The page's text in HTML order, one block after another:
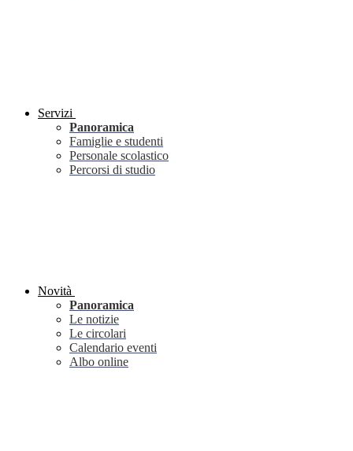
Servizi
Panoramica
Famiglie e studenti
Personale scolastico
Percorsi di studio
Novità
Panoramica
Le notizie
Le circolari
Calendario eventi
Albo online